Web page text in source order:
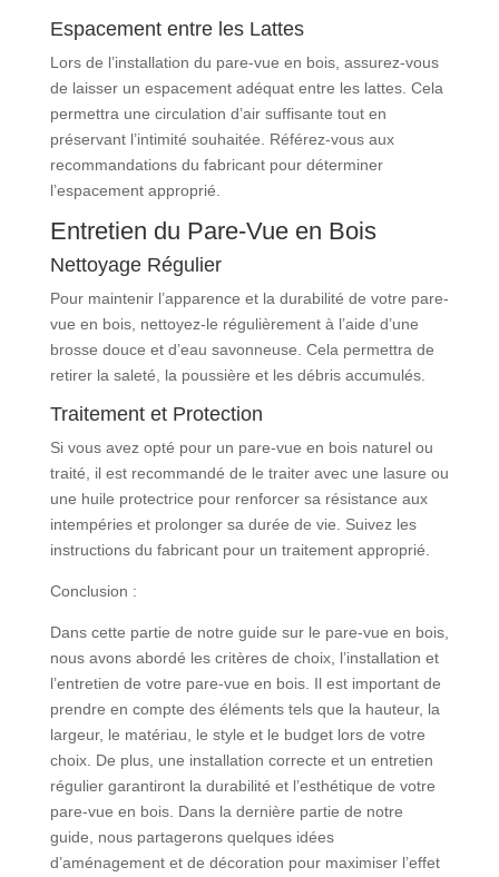
Espacement entre les Lattes
Lors de l’installation du pare-vue en bois, assurez-vous
de laisser un espacement adéquat entre les lattes. Cela
permettra une circulation d’air suffisante tout en
préservant l’intimité souhaitée. Référez-vous aux
recommandations du fabricant pour déterminer
l’espacement approprié.
Entretien du Pare-Vue en Bois
Nettoyage Régulier
Pour maintenir l’apparence et la durabilité de votre pare-
vue en bois, nettoyez-le régulièrement à l’aide d’une
brosse douce et d’eau savonneuse. Cela permettra de
retirer la saleté, la poussière et les débris accumulés.
Traitement et Protection
Si vous avez opté pour un pare-vue en bois naturel ou
traité, il est recommandé de le traiter avec une lasure ou
une huile protectrice pour renforcer sa résistance aux
intempéries et prolonger sa durée de vie. Suivez les
instructions du fabricant pour un traitement approprié.
Conclusion :
Dans cette partie de notre guide sur le pare-vue en bois,
nous avons abordé les critères de choix, l’installation et
l’entretien de votre pare-vue en bois. Il est important de
prendre en compte des éléments tels que la hauteur, la
largeur, le matériau, le style et le budget lors de votre
choix. De plus, une installation correcte et un entretien
régulier garantiront la durabilité et l’esthétique de votre
pare-vue en bois. Dans la dernière partie de notre
guide, nous partagerons quelques idées
d’aménagement et de décoration pour maximiser l’effet